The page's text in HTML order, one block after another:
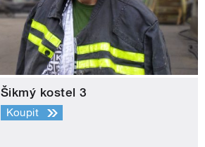
Šikmý kostel 3
Koupit